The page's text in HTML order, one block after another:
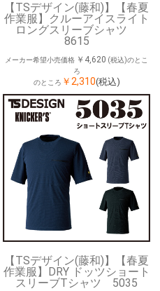
【TSデザイン(藤和)】【春夏
作業服】クルーアイスライト
ロングスリーブシャツ
8615
メーカー希望小売価格 ￥4,620 (税込)のとこ
ろ
のところ ￥2,310(税込)
【TSデザイン(藤和)】【春夏
作業服】DRY ドッツショート
スリーブTシャツ 5035